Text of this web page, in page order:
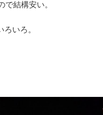
で結構安い。
いろ。